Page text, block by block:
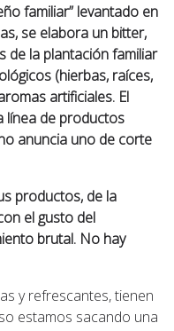
familiar” levantado en
se elabora un bitter,
de la plantación familiar
(hierbas, raíces,
artificiales. El
línea de productos
anuncia uno de corte
productos, de la
el gusto del
brutal. No hay
y refrescantes, tienen
estamos sacando una